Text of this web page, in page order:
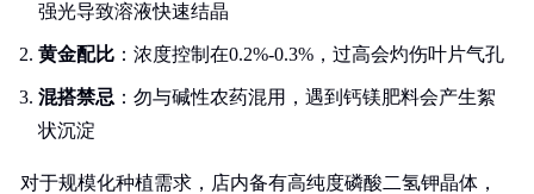
强光导致溶液快速结晶
黄金配比 ：浓度控制在0.2%-0.3%，过高会灼伤叶片气孔
混搭禁忌 ：勿与碱性农药混用，遇到钙镁肥料会产生絮
状沉淀
对于规模化种植需求，店内备有高纯度磷酸二氢钾晶体，